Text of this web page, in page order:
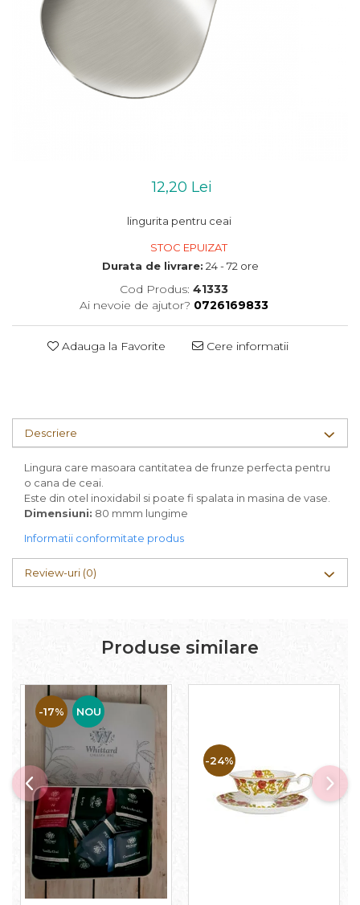
12,20 Lei
lingurita pentru ceai
STOC EPUIZAT
Durata de livrare: 24 - 72 ore
Cod Produs: 41333
Ai nevoie de ajutor? 0726169833
Adauga la Favorite Cere informatii
Descriere
Lingura care masoara cantitatea de frunze perfecta pentru
o cana de ceai.
Este din otel inoxidabil si poate fi spalata in masina de vase.
Dimensiuni: 80 mmm lungime
Informatii conformitate produs
Review-uri (0)
Produse similare
-17% NOU
-24%